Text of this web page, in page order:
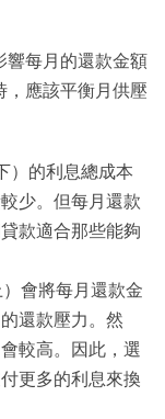
響每月的還款金額
，應該平衡月供壓
）的利息總成本
少。但每月還款
款適合那些能夠
會將每月還款金
還款壓力。然
較高。因此，選
更多的利息來換